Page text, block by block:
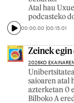
Atal hau
podcasteko
00:00:00 00:15:01
Zeinek egin
2026KO
saioaren atal
azterketan 0
Bilboko A